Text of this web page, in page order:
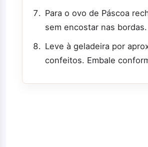
Para o ovo de Páscoa
sem encostar nas
Leve à geladeira por
confeitos. Embale